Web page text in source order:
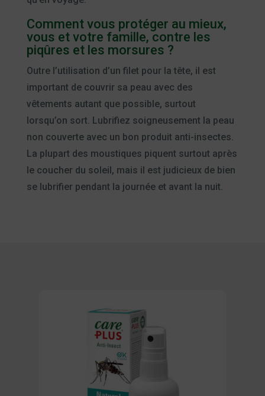
Comment vous protéger au mieux,
vous et votre famille, contre les
piqûres et les morsures ?
Outre l’utilisation d’un filet pour la tête, il est
important de couvrir sa peau avec des
vêtements autant que possible, surtout
lorsqu’on sort. Lubrifiez soigneusement la peau
non couverte avec un bon produit anti-insectes.
La plupart des moustiques piquent surtout après
le coucher du soleil, mais il est judicieux de bien
se lubrifier pendant la journée et avant la nuit.